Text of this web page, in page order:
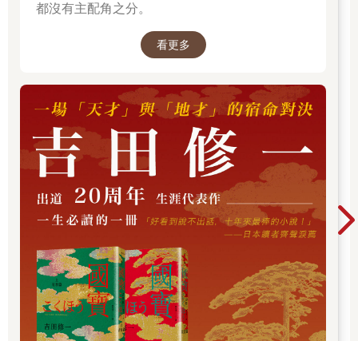
都沒有主配角之分。
看更多